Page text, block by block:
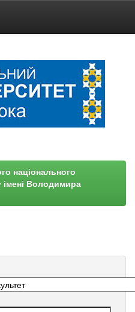
національного
імені Володимира